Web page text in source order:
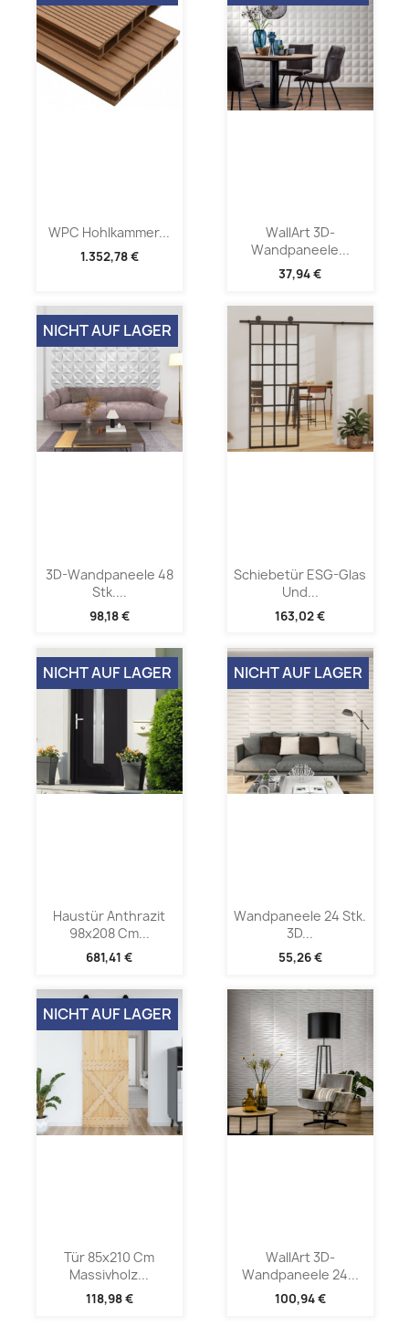
WPC Hohlkammer...
1.352,78 €
WallArt 3D-
Wandpaneele...
37,94 €
3D-Wandpaneele 48
Stk....
98,18 €
NICHT AUF LAGER
Schiebetür ESG-Glas
Und...
163,02 €
Haustür Anthrazit
98x208 Cm...
681,41 €
NICHT AUF LAGER
Wandpaneele 24 Stk.
3D...
55,26 €
NICHT AUF LAGER
Tür 85x210 Cm
Massivholz...
118,98 €
NICHT AUF LAGER
WallArt 3D-
Wandpaneele 24...
100,94 €